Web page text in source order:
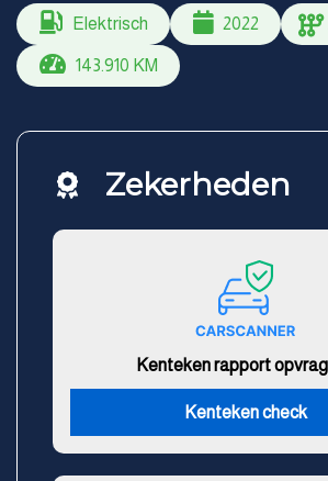
Elektrisch 2022
143.910 KM
Zekerheden
Kenteken rapport
Kenteken check